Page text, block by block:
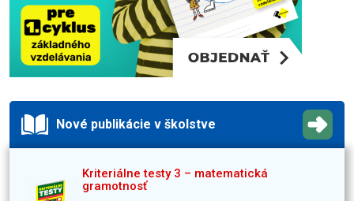
Nové publikácie v školstve
Kriteriálne testy 3 – matematická
gramotnosť